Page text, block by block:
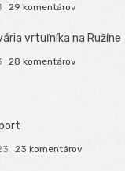
29 komentárov
vrtuľníka na Ružíne
28 komentárov
23 komentárov